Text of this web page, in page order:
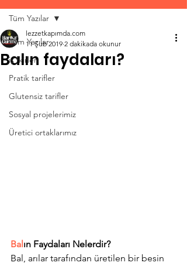
Tüm Yazılar
iş fkirleri
Pratik tarifler
Glutensiz tarifler
Sosyal projelerimiz
Üretici ortaklarımız
Tüm Yazılar
Balın faydaları?
lezzetkapımda.com
11 Şub 2019 2 dakikada okunur
Bal ın Faydaları Nelerdir?
Bal, arılar tarafından üretilen bir besin